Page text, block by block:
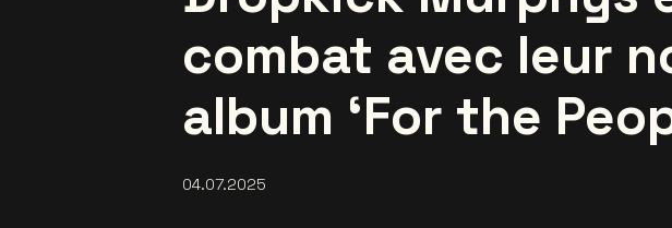
combat avec leur
album ‘For the
04.07.2025